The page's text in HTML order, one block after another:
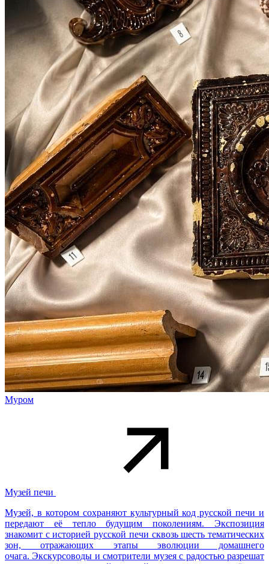
Муром
Музей печи
Музей, в котором сохраняют культурный код русской печи и
передают её тепло будущим поколениям. Экспозиция
знакомит с историей русской печи сквозь шесть тематических
зон, отражающих этапы эволюции домашнего
очага. Экскурсоводы и смотрители музея с радостью разрешат